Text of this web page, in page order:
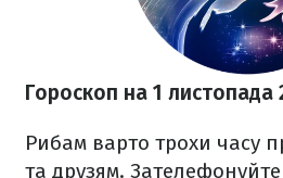
Гороскоп на 1 листопада
Рибам варто трохи часу
та друзям.